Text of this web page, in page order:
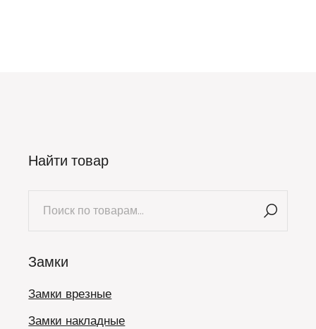
Найти товар
Замки
Замки врезные
Замки накладные